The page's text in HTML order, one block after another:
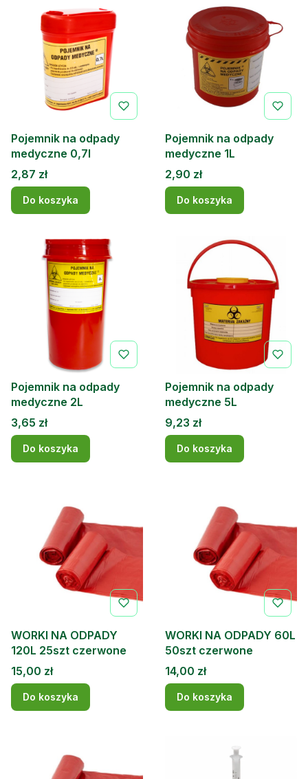
Pojemnik na odpady
medyczne 0,7l
Cena
2,87 zł
Do koszyka
Pojemnik na odpady
medyczne 1L
Cena
2,90 zł
Do koszyka
Pojemnik na odpady
medyczne 2L
Cena
3,65 zł
Do koszyka
Pojemnik na odpady
medyczne 5L
Cena
9,23 zł
Do koszyka
WORKI NA ODPADY
120L 25szt czerwone
Cena
15,00 zł
Do koszyka
WORKI NA ODPADY 60L
50szt czerwone
Cena
14,00 zł
Do koszyka